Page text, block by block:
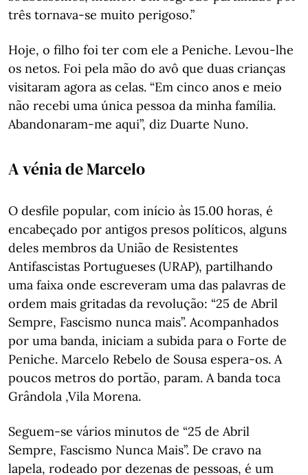
três tornava-se muito perigoso.”
Hoje, o filho foi ter com ele a Peniche. Levou-lhe
os netos. Foi pela mão do avô que duas crianças
visitaram agora as celas. “Em cinco anos e meio
não recebi uma única pessoa da minha família.
Abandonaram-me aqui”, diz Duarte Nuno.
A vénia de Marcelo
O desfile popular, com início às 15.00 horas, é
encabeçado por antigos presos políticos, alguns
deles membros da União de Resistentes
Antifascistas Portugueses (URAP), partilhando
uma faixa onde escreveram uma das palavras de
ordem mais gritadas da revolução: “25 de Abril
Sempre, Fascismo nunca mais”. Acompanhados
por uma banda, iniciam a subida para o Forte de
Peniche. Marcelo Rebelo de Sousa espera-os. A
poucos metros do portão, param. A banda toca
Grândola ,Vila Morena.
Seguem-se vários minutos de “25 de Abril
Sempre, Fascismo Nunca Mais”. De cravo na
lapela, rodeado por dezenas de pessoas, é um